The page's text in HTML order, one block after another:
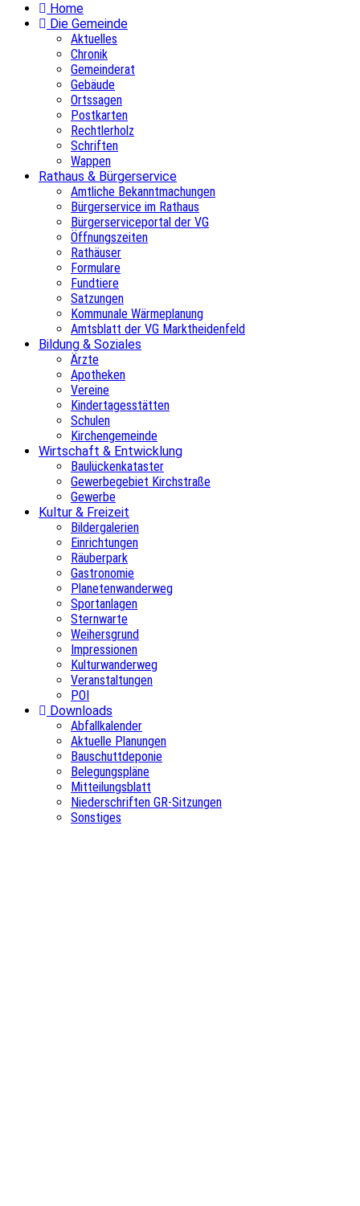
Home
Die Gemeinde
Aktuelles
Chronik
Gemeinderat
Gebäude
Ortssagen
Postkarten
Rechtlerholz
Schriften
Wappen
Rathaus & Bürgerservice
Amtliche Bekanntmachungen
Bürgerservice im Rathaus
Bürgerserviceportal der VG
Öffnungszeiten
Rathäuser
Formulare
Fundtiere
Satzungen
Kommunale Wärmeplanung
Amtsblatt der VG Marktheidenfeld
Bildung & Soziales
Ärzte
Apotheken
Vereine
Kindertagesstätten
Schulen
Kirchengemeinde
Wirtschaft & Entwicklung
Baulückenkataster
Gewerbegebiet Kirchstraße
Gewerbe
Kultur & Freizeit
Bildergalerien
Einrichtungen
Räuberpark
Gastronomie
Planetenwanderweg
Sportanlagen
Sternwarte
Weihersgrund
Impressionen
Kulturwanderweg
Veranstaltungen
POI
Downloads
Abfallkalender
Aktuelle Planungen
Bauschuttdeponie
Belegungspläne
Mitteilungsblatt
Niederschriften GR-Sitzungen
Sonstiges